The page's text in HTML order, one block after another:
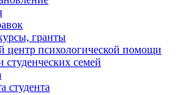
гранты
центр психологической помощи
семей
студента